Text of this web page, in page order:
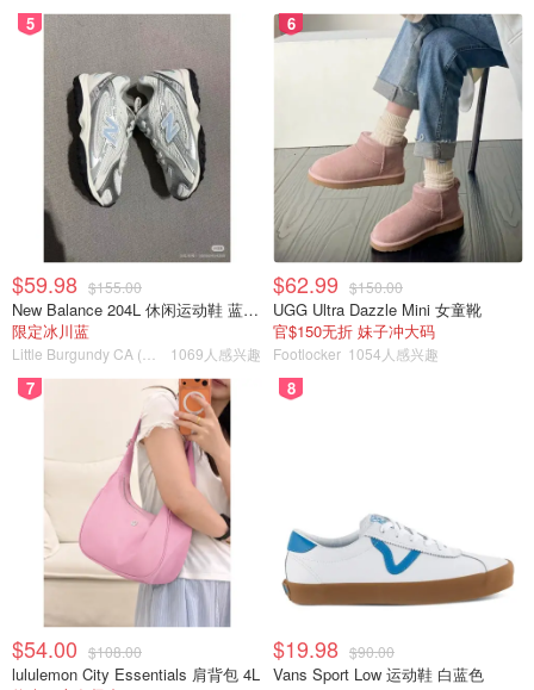
5
$59.98 $155.00
New Balance 204L 休闲运动鞋 蓝银色
限定冰川蓝
1069人感兴趣
6
$62.99 $150.00
UGG Ultra Dazzle Mini 女童靴
官$150无折 妹子冲大码
Footlocker 1054人感兴趣
7
$54.00 $108.00
lululemon City Essentials 肩背包 4L
8
$19.98 $90.00
Vans Sport Low 运动鞋 白蓝色